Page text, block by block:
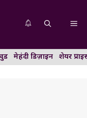
मेहंदी डिज़ाइन शेयर